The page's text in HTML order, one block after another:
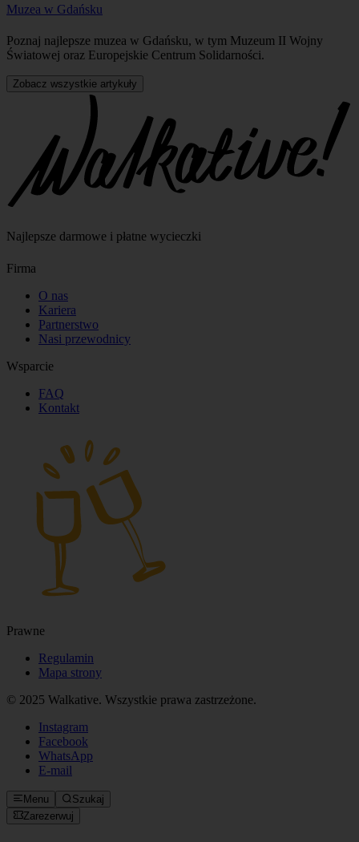
Muzea w Gdańsku
Poznaj najlepsze muzea w Gdańsku, w tym Muzeum II Wojny
Światowej oraz Europejskie Centrum Solidarności.
Zobacz wszystkie artykuły
Najlepsze darmowe i płatne wycieczki
Firma
O nas
Kariera
Partnerstwo
Nasi przewodnicy
Wsparcie
FAQ
Kontakt
Prawne
Regulamin
Mapa strony
© 2025 Walkative. Wszystkie prawa zastrzeżone.
Instagram
Facebook
WhatsApp
E‑mail
Menu
Szukaj
Zarezerwuj